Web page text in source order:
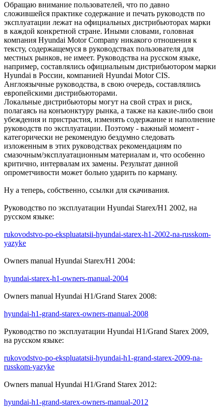
Обращаю внимание пользователей, что по давно
сложившейся практике содержание и печать руководств по
эксплуатации лежат на официальных дистрибьюторах марки
в каждой конкретной стране. Иными словами, головная
компания Hyundai Motor Company никакого отношения к
тексту, содержащемуся в руководствах пользователя для
местных рынков, не имеет. Руководства на русском языке,
например, составлялись официальным дистрибьютором марки
Hyundai в России, компанией Hyundai Motor CIS.
Англоязычные руководства, в свою очередь, составлялись
европейскими дистрибьюторами.
Локальные дистрибьюторы могут на свой страх и риск,
полагаясь на конъюнктуру рынка, а также на какие-либо свои
убеждения и пристрастия, изменять содержание и наполнение
руководств по эксплуатации. Поэтому - важный момент -
категорически не рекомендую бездумно следовать
изложенным в этих руководствах рекомендациям по
смазочным/эксплуатационным материалам и, что особенно
критично, интервалам их замены. Результат данной
опрометчивости может больно ударить по карману.
Ну а теперь, собственно, ссылки для скачивания.
Руководство по эксплуатации Hyundai Starex/H1 2002, на
русском языке:
rukovodstvo-po-ekspluatatsii-hyundai-starex-h1-2002-na-russkom-
yazyke
Owners manual Hyundai Starex/H1 2004:
hyundai-starex-h1-owners-manual-2004
Owners manual Hyundai H1/Grand Starex 2008:
hyundai-h1-grand-starex-owners-manual-2008
Руководство по эксплуатации Hyundai H1/Grand Starex 2009,
на русском языке:
rukovodstvo-po-ekspluatatsii-hyundai-h1-grand-starex-2009-na-
russkom-yazyke
Owners manual Hyundai H1/Grand Starex 2012:
hyundai-h1-grand-starex-owners-manual-2012